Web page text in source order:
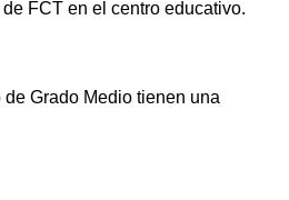
FCT en el centro educativo.
Grado Medio tienen una